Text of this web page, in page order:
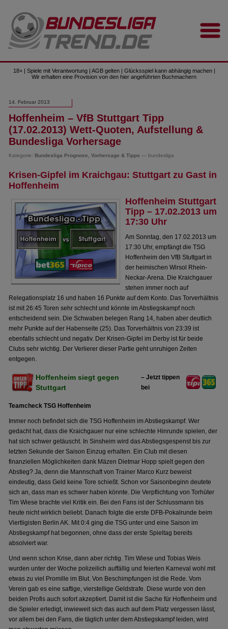
18+ | Spiele mit Verantwortung | AGB gelten | Glücksspiel kann abhängig machen |
Wir erhalten eine Provision von den hier angeführten Buchmachern
14. Februar 2013
Hoffenheim – VfB Stuttgart Tipp
(17.02.2013) Wett-Quoten, Aufstellung &
Bundesliga Vorhersage
Kategorie: Bundesliga Prognose, Vorhersage & Tipps — bundesliga
Krisen-Gipfel im Kraichgau: Stuttgart zu Gast in
Hoffenheim
Hoffenheim Stuttgart
Tipp – 17.02.2013 um
17:30 Uhr
Am Sonntag, den 17.02.2013 um
17:30 Uhr, empfängt die TSG
Hoffenheim den VfB Stuttgart in
der heimischen Wirsol Rhein-
Neckar-Arena. Die Kraichgauer
stehen immer noch auf
Relegationsplatz 16 und haben 16 Punkte auf dem Konto. Das Torverhältnis
ist mit 26:45 Toren sehr schlecht und könnte im Abstiegskampf noch
entscheidend sein. Die Schwaben belegen Rang 14, haben aber deutlich
mehr Punkte auf der Habenseite (25). Das Torverhältnis von 23:39 ist
ebenfalls schlecht und negativ. Der Krisen-Gipfel im Derby ist für beide
Clubs sehr wichtig. Der Verlierer dieser Partie geht unruhigen Zeiten
entgegen.
Hoffenheim siegt gegen
Stuttgart
– Jetzt tippen
bei
Teamcheck TSG Hoffenheim
Immer noch befindet sich die TSG Hoffenheim im Abstiegskampf. Wer
gedacht hat, dass die Kraichgauer nur eine schlechte Hinrunde spielen, der
hat sich schwer getäuscht. In Sinsheim wird das Abstiegsgespenst bis zur
letzten Sekunde der Saison Einzug erhalten. Ein Club mit diesen
finanziellen Möglichkeiten dank Mäzen Dietmar Hopp spielt gegen den
Abstieg? Ja, denn die Mannschaft von Trainer Marco Kurz beweist
eindeutig, dass Geld keine Tore schießt. Schon vor Saisonbeginn deutete
sich an, dass man es schwer haben könnte. Die Verpflichtung von Torhüter
Tim Wiese brachte viel Kritik ein. Bei den Fans ist der Schlussmann bis
heute nicht wirklich beliebt. Danach folgte die erste DFB-Pokalrunde beim
Viertligisten Berlin AK. Mit 0:4 ging die TSG unter und eine Saison im
Abstiegskampf hat begonnen, ohne dass der erste Spieltag bereits
absolviert war.
Und wenn schon Krise, dann aber richtig. Tim Wiese und Tobias Weis
wurden unter der Woche polizeilich auffällig und feierten Karneval wohl mit
etwas zu viel Promille im Blut. Von Beschimpfungen ist die Rede. Vom
Verein gab es eine saftige, vierstellige Geldstrafe. Diese wurde von den
beiden Profis auch sofort akzeptiert. Damit ist die Sache für Hoffenheim und
die Spieler erledigt, inwieweit sich das auch auf dem Platz vergessen lässt,
vor allem bei den Fans, die täglich unter dem Abstiegskampf leiden, wird